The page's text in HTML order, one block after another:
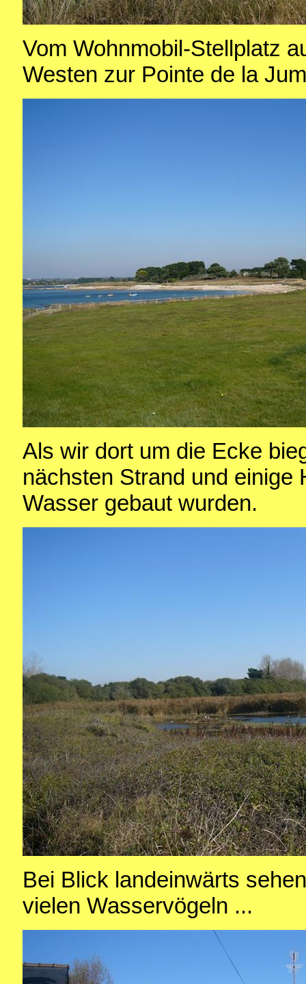
Vom Wohnmobil-Stellplatz
Westen zur Pointe de la
Als wir dort um die Ecke
nächsten Strand und einige
Wasser gebaut wurden.
Bei Blick landeinwärts
vielen Wasservögeln ...